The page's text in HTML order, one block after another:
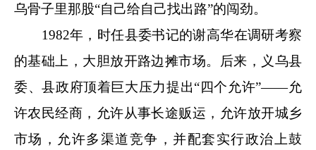
乌骨子里那股“自己给自己找出路”的闯劲。
1982年，时任县委书记的谢高华在调研考察
的基础上，大胆放开路边摊市场。
后来，义乌县
委、县政府顶着巨大压力提出“四个允许”——允
许农民经商，允许从事长途贩运，允许放开城乡
市场，允许多渠道竞争 ，并配套实行政治上鼓